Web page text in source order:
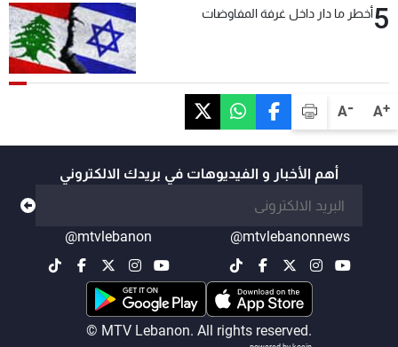
A+
A-
5أخطر ما دار داخل غرفة المفاوضات
أهم الأخبار و الفيديوهات في بريدك الالكتروني
@mtvlebanonnews
@mtvlebanon
© MTV Lebanon. All rights reserved.